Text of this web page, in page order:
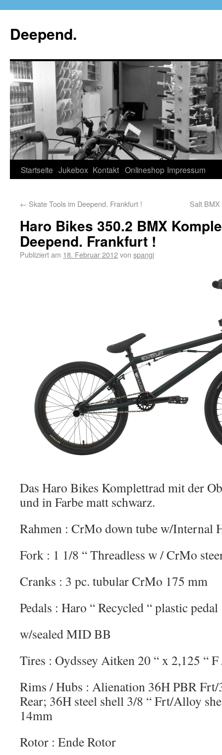
Deepend.
Startseite Jukebox Kontakt Onlineshop Impressum
← Skate Tools im Deepend. Frankfurt ! Salt
Haro Bikes 350.2 BMX
Deepend. Frankfurt !
Publiziert am 18. Februar 2012von spangi
Das Haro Bikes Komplettrad mit der
und in Farbe matt schwarz.
Rahmen : CrMo down tube w/Internal
Fork : 1 1/8 “ Threadless w / CrMo
Cranks : 3 pc. tubular CrMo 175 mm
Pedals : Haro “ Recycled “ plastic pedal
w/sealed MID BB
Tires : Oydssey Aitken 20 “ x 2,125 “
Rims / Hubs : Alienation 36H PBR
Rear; 36H steel shell 3/8 “ Frt/Alloy
14mm
Rotor : Ende Rotor